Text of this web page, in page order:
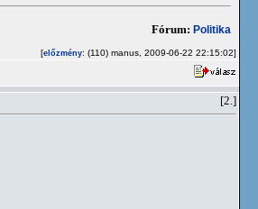
Fórum: Politika
[előzmény: (110) manus, 2009-06-22 22:15:02]
[2.]